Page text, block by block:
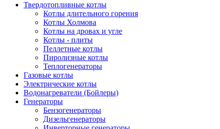
Твердотопливные котлы
Котлы длительного горения
Котлы Холмова
Котлы на дровах и угле
Котлы - плиты
Пеллетные котлы
Пиролизные котлы
Теплогенераторы
Газовые котлы
Электрические котлы
Водонагреватели (Бойлеры)
Генераторы
Бензогенераторы
Дизельгенераторы